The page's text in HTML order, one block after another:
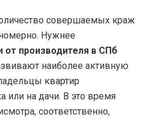
совершаемых краж
Нужнее
от производителя в СПб
наиболее активную
квартир
или на дачи. В это время
соответственно,